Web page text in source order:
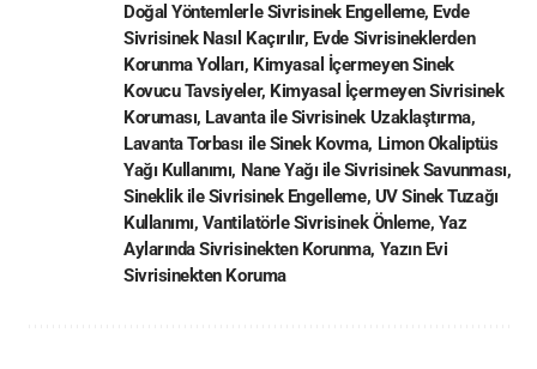
Doğal Yöntemlerle Sivrisinek Engelleme, Evde
Sivrisinek Nasıl Kaçırılır, Evde Sivrisineklerden
Korunma Yolları, Kimyasal İçermeyen Sinek
Kovucu Tavsiyeler, Kimyasal İçermeyen Sivrisinek
Koruması, Lavanta ile Sivrisinek Uzaklaştırma,
Lavanta Torbası ile Sinek Kovma, Limon Okaliptüs
Yağı Kullanımı, Nane Yağı ile Sivrisinek Savunması,
Sineklik ile Sivrisinek Engelleme, UV Sinek Tuzağı
Kullanımı, Vantilatörle Sivrisinek Önleme, Yaz
Aylarında Sivrisinekten Korunma, Yazın Evi
Sivrisinekten Koruma